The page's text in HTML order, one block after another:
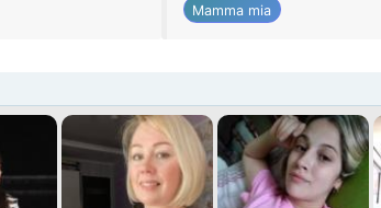
Mamma mia